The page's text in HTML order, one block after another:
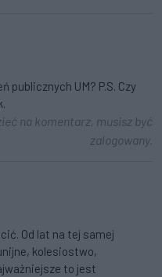
publicznych UM? P.S. Czy
na komentarz, musisz być
zalogowany.
Od lat na tej samej
kolesiostwo,
to jest